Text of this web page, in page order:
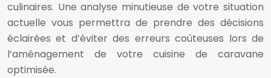
culinaires. Une analyse minutieuse de votre situation
actuelle vous permettra de prendre des décisions
éclairées et d’éviter des erreurs coûteuses lors de
l’aménagement de votre cuisine de caravane
optimisée.